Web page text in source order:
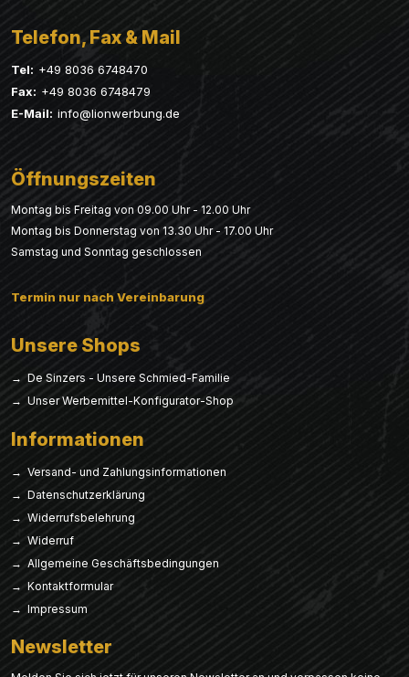
Telefon, Fax & Mail
Tel: +49 8036 6748470
Fax: +49 8036 6748479
E-Mail: info@lionwerbung.de
Öffnungszeiten
Montag bis Freitag von 09.00 Uhr - 12.00 Uhr
Montag bis Donnerstag von 13.30 Uhr - 17.00 Uhr
Samstag und Sonntag geschlossen
Termin nur nach Vereinbarung
Unsere Shops
→ De Sinzers - Unsere Schmied-Familie
→ Unser Werbemittel-Konfigurator-Shop
Informationen
→ Versand- und Zahlungsinformationen
→ Datenschutzerklärung
→ Widerrufsbelehrung
→ Widerruf
→ Allgemeine Geschäftsbedingungen
→ Kontaktformular
→ Impressum
Newsletter